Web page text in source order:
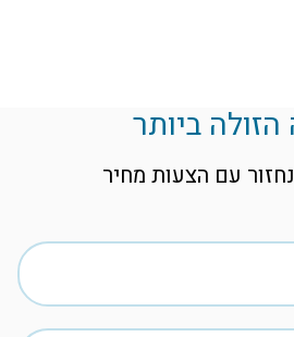
ביותר
עם הצעות מחיר